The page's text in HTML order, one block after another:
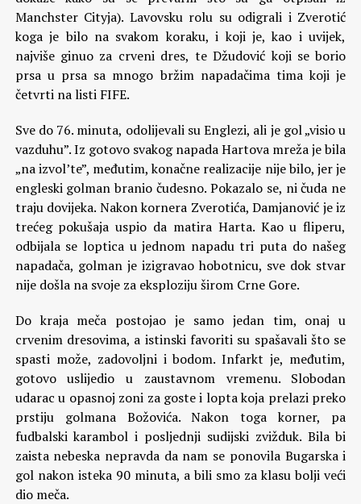
Manchster Cityja). Lavovsku rolu su odigrali i Zverotić
koga je bilo na svakom koraku, i koji je, kao i uvijek,
najviše ginuo za crveni dres, te Džudović koji se borio
prsa u prsa sa mnogo bržim napadačima tima koji je
četvrti na listi FIFE.
Sve do 76. minuta, odolijevali su Englezi, ali je gol „visio u
vazduhu”. Iz gotovo svakog napada Hartova mreža je bila
„na izvol’te”, međutim, konačne realizacije nije bilo, jer je
engleski golman branio čudesno. Pokazalo se, ni čuda ne
traju dovijeka. Nakon kornera Zverotića, Damjanović je iz
trećeg pokušaja uspio da matira Harta. Kao u fliperu,
odbijala se loptica u jednom napadu tri puta do našeg
napadača, golman je izigravao hobotnicu, sve dok stvar
nije došla na svoje za eksploziju širom Crne Gore.
Do kraja meča postojao je samo jedan tim, onaj u
crvenim dresovima, a istinski favoriti su spašavali što se
spasti može, zadovoljni i bodom. Infarkt je, međutim,
gotovo uslijedio u zaustavnom vremenu. Slobodan
udarac u opasnoj zoni za goste i lopta koja prelazi preko
prstiju golmana Božovića. Nakon toga korner, pa
fudbalski karambol i posljednji sudijski zvižduk. Bila bi
zaista nebeska nepravda da nam se ponovila Bugarska i
gol nakon isteka 90 minuta, a bili smo za klasu bolji veći
dio meča.